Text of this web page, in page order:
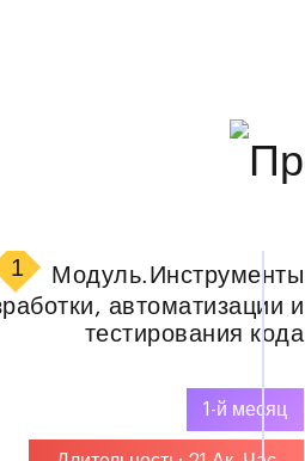
1 Модуль. Инструменты
автоматизации и
тестирования кода
1-й месяц